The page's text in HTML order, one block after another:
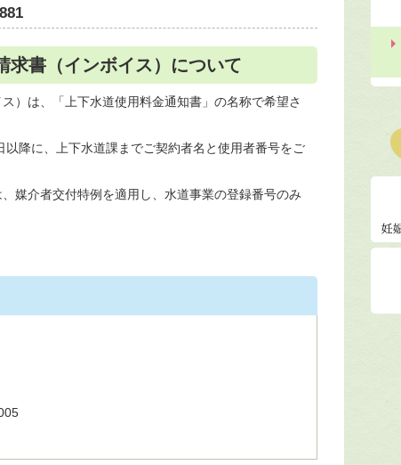
求書（インボイス）について
）は、「上下水道使用料金通知書」の名称で希望さ
降に、上下水道課までご契約者名と使用者番号をご
媒介者交付特例を適用し、水道事業の登録番号のみ